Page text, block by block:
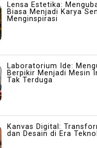
Lensa Estetika:
Biasa Menjadi Karya
Menginspirasi
Laboratorium Ide:
Berpikir Menjadi Mesin
Tak Terduga
Kanvas Digital:
dan Desain di Era